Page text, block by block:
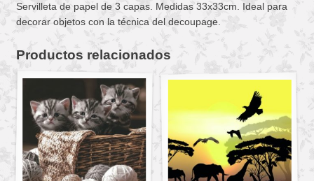
Servilleta de papel de 3 capas. Medidas 33x33cm. Ideal para
decorar objetos con la técnica del decoupage.
Productos relacionados